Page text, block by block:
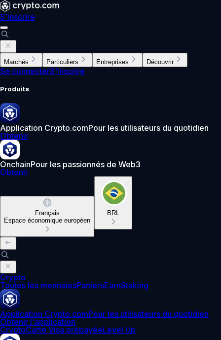
S'inscrire
Marchés Particuliers Entreprises Découvrir
Se connecterS'inscrire
Produits
Application Crypto.comPour les utilisateurs du quotidien
Obtenir
OnchainPour les passionnés de Web3
Obtenir
Français
Espace économique européen
BRL
Crypto
Toutes les monnaiesPaniersEarnStaking
Application Crypto.comPour les utilisateurs du quotidien
Obtenir l'application
CryptoCarte Visa prépayéeLevel Up